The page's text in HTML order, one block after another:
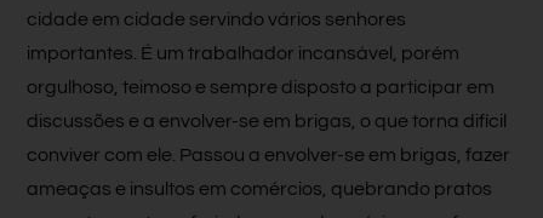
cidade em cidade servindo vários senhores
importantes. É um trabalhador incansável, porém
orgulhoso, teimoso e sempre disposto a participar em
discussões e a envolver-se em brigas, o que torna difícil
conviver com ele. Passou a envolver-se em brigas, fazer
ameaças e insultos em comércios, quebrando pratos